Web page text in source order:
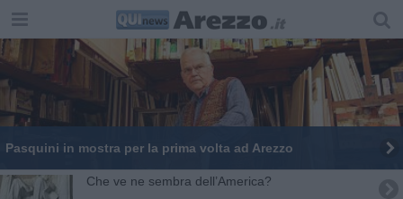
Pasquini in mostra per la prima volta ad Arezzo
​Che ve ne sembra dell’America?